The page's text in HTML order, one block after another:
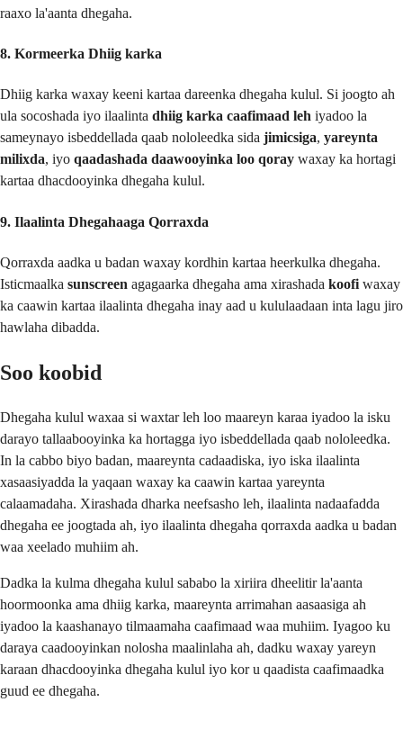
raaxo la'aanta dhegaha.
8. Kormeerka Dhiig karka
Dhiig karka waxay keeni kartaa dareenka dhegaha kulul. Si joogto ah
ula socoshada iyo ilaalinta dhiig karka caafimaad leh iyadoo la
sameynayo isbeddellada qaab nololeedka sida jimicsiga, yareynta
milixda, iyo qaadashada daawooyinka loo qoray waxay ka hortagi
kartaa dhacdooyinka dhegaha kulul.
9. Ilaalinta Dhegahaaga Qorraxda
Qorraxda aadka u badan waxay kordhin kartaa heerkulka dhegaha.
Isticmaalka sunscreen agagaarka dhegaha ama xirashada koofi waxay
ka caawin kartaa ilaalinta dhegaha inay aad u kululaadaan inta lagu jiro
hawlaha dibadda.
Soo koobid
Dhegaha kulul waxaa si waxtar leh loo maareyn karaa iyadoo la isku
darayo tallaabooyinka ka hortagga iyo isbeddellada qaab nololeedka.
In la cabbo biyo badan, maareynta cadaadiska, iyo iska ilaalinta
xasaasiyadda la yaqaan waxay ka caawin kartaa yareynta
calaamadaha. Xirashada dharka neefsasho leh, ilaalinta nadaafadda
dhegaha ee joogtada ah, iyo ilaalinta dhegaha qorraxda aadka u badan
waa xeelado muhiim ah.
Dadka la kulma dhegaha kulul sababo la xiriira dheelitir la'aanta
hoormoonka ama dhiig karka, maareynta arrimahan aasaasiga ah
iyadoo la kaashanayo tilmaamaha caafimaad waa muhiim. Iyagoo ku
daraya caadooyinkan nolosha maalinlaha ah, dadku waxay yareyn
karaan dhacdooyinka dhegaha kulul iyo kor u qaadista caafimaadka
guud ee dhegaha.